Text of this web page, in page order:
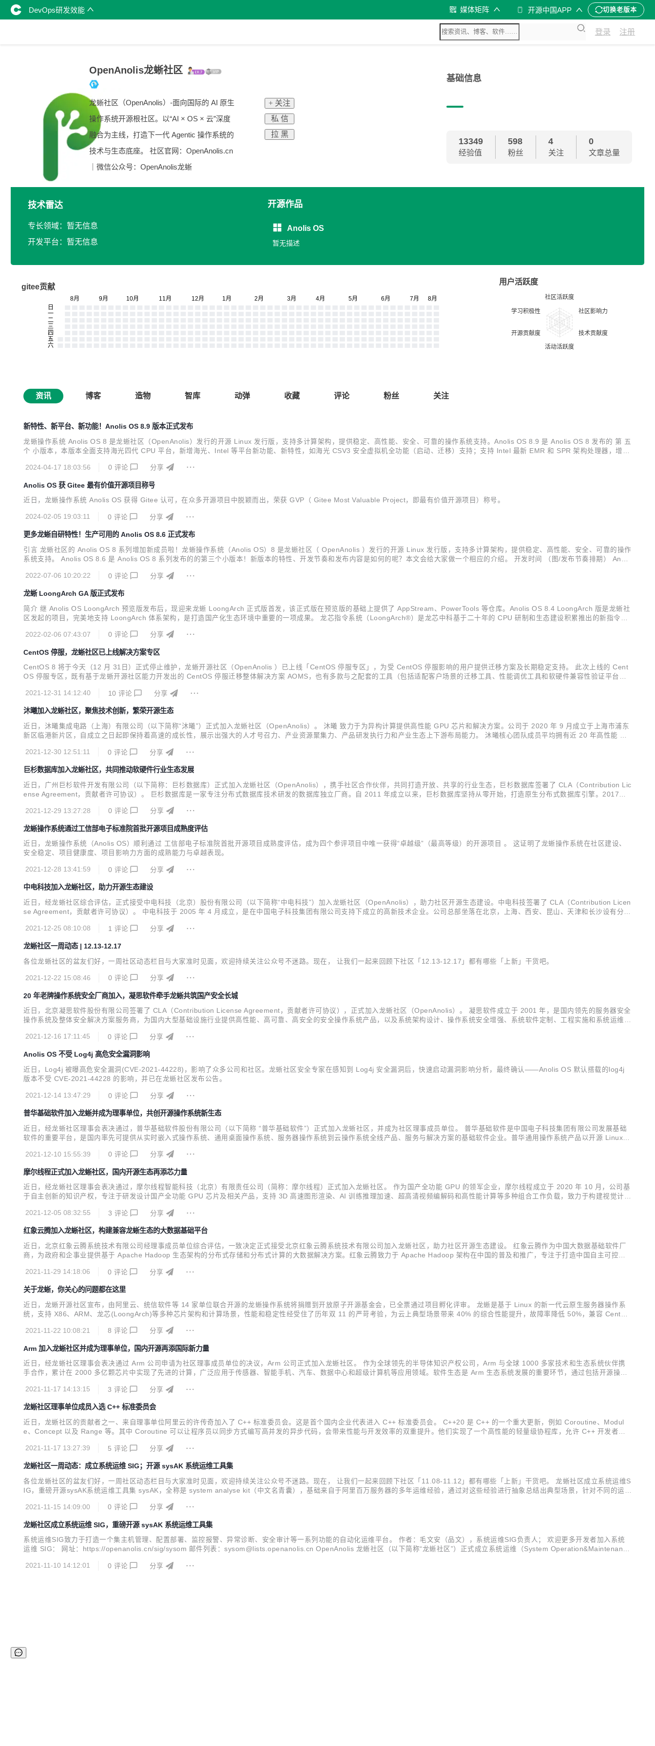
DevOps研发效能 媒体矩阵 开源中国APP 切换老版本
登录 注册
OpenAnolis龙蜥社区
龙蜥社区（OpenAnolis）-面向国际的 AI 原生
操作系统开源根社区。以“AI × OS × 云”深度
融合为主线，打造下一代 Agentic 操作系统的
技术与生态底座。 社区官网：OpenAnolis.cn
｜微信公众号：OpenAnolis龙蜥
+ 关注
私 信
拉 黑
基础信息
13349
经验值
598
粉丝
4
关注
0
文章总量
技术雷达
专长领域：暂无信息
开发平台：暂无信息
开源作品
Anolis OS
暂无描述
gitee贡献
用户活跃度
资讯 博客 造物 智库 动弹 收藏 评论 粉丝 关注
新特性、新平台、新功能！Anolis OS 8.9 版本正式发布
龙蜥操作系统 Anolis OS 8 是龙蜥社区（OpenAnolis）发行的开源 Linux 发行版，支持多计算架构，提供稳定、高性能、安全、可靠的操作系统支持。Anolis OS 8.9 是 Anolis OS 8 发布的 第 五
个 小版本，本版本全面支持海光四代 CPU 平台，新增海光、Intel 等平台新功能、新特性，如海光 CSV3 安全虚拟机全功能（启动、迁移）支持；支持 Intel 最新 EMR 和 SPR 架构处理器，增强
2024-04-17 18:03:56
0 评论 分享
Anolis OS 获 Gitee 最有价值开源项目称号
近日，龙蜥操作系统 Anolis OS 获得 Gitee 认可，在众多开源项目中脱颖而出，荣获 GVP（ Gitee Most Valuable Project，即最有价值开源项目）称号。
2024-02-05 19:03:11 0 评论 分享
更多龙蜥自研特性！生产可用的 Anolis OS 8.6 正式发布
引言 龙蜥社区的 Anolis OS 8 系列增加新成员啦！龙蜥操作系统（Anolis OS）8 是龙蜥社区（ OpenAnolis ）发行的开源 Linux 发行版，支持多计算架构，提供稳定、高性能、安全、可靠的操作
系统支持。 Anolis OS 8.6 是 Anolis OS 8 系列发布的的第三个小版本！新版本的特性、开发节奏和发布内容是如何的呢？本文会给大家做一个相应的介绍。 开发时间 （图/发布节奏排期） Anolis
2022-07-06 10:20:22
0 评论 分享
龙蜥 LoongArch GA 版正式发布
简介 继 Anolis OS LoongArch 预览版发布后，现迎来龙蜥 LoongArch 正式版首发，该正式版在预览版的基础上提供了 AppStream、PowerTools 等仓库。Anolis OS 8.4 LoongArch 版是龙蜥社
区发起的项目，完美地支持 LoongArch 体系架构，是打造国产化生态环境中重要的一项成果。 龙芯指令系统（LoongArch®）是龙芯中科基于二十年的 CPU 研制和生态建设积累推出的新指令
2022-02-06 07:43:07
0 评论 分享
CentOS 停服，龙蜥社区已上线解决方案专区
CentOS 8 将于今天（12 月 31日）正式停止维护，龙蜥开源社区（OpenAnolis ）已上线「CentOS 停服专区」，为受 CentOS 停服影响的用户提供迁移方案及长期稳定支持。 此次上线的 Cent
OS 停服专区，既有基于龙蜥开源社区能力开发出的 CentOS 停服迁移整体解决方案 AOMS，也有多款与之配套的工具（包括适配客户场景的迁移工具、性能调优工具和软硬件兼容性验证平台
2021-12-31 14:12:40
10 评论 分享
沐曦加入龙蜥社区，聚焦技术创新，繁荣开源生态
近日，沐曦集成电路（上海）有限公司（以下简称“沐曦”）正式加入龙蜥社区（OpenAnolis）。 沐曦 致力于为异构计算提供高性能 GPU 芯片和解决方案。公司于 2020 年 9 月成立于上海市浦东
新区临港新片区，自成立之日起即保持着高速的成长性，展示出强大的人才号召力、产业资源聚集力、产品研发执行力和产业生态上下游布局能力。 沐曦核心团队成员平均拥有近 20 年高性能 GP
研发，包括 GPU 架构定义、GPU...
2021-12-30 12:51:11 0 评论 分享
巨杉数据库加入龙蜥社区，共同推动软硬件行业生态发展
近日，广州巨杉软件开发有限公司（以下简称：巨杉数据库）正式加入龙蜥社区（OpenAnolis），携手社区合作伙伴，共同打造开放、共享的行业生态，巨杉数据库签署了 CLA（Contribution Lic
ense Agreement，贡献者许可协议）。 巨杉数据库是一家专注分布式数据库技术研发的数据库独立厂商。自 2011 年成立以来，巨杉数据库坚持从零开始，打造原生分布式数据库引擎。2017
2021-12-29 13:27:28
0 评论 分享
龙蜥操作系统通过工信部电子标准院首批开源项目成熟度评估
近日，龙蜥操作系统（Anolis OS）顺利通过 工信部电子标准院首批开源项目成熟度评估，成为四个参评项目中唯一获得“卓越级”（最高等级）的开源项目 。 这证明了龙蜥操作系统在社区建设、
安全稳定、项目健康度、项目影响力方面的成熟能力与卓越表现。
2021-12-28 13:41:59 0 评论 分享
中电科技加入龙蜥社区，助力开源生态建设
近日，经龙蜥社区综合评估，正式接受中电科技（北京）股份有限公司（以下简称“中电科技”）加入龙蜥社区（OpenAnolis），助力社区开源生态建设。中电科技签署了 CLA（Contribution Licen
se Agreement，贡献者许可协议）。 中电科技于 2005 年 4 月成立，是在中国电子科技集团有限公司支持下成立的高新技术企业。公司总部坐落在北京，上海、西安、昆山、天津和长沙设有分公
障服务。 中电科技以创新进...
2021-12-25 08:10:08 1 评论 分享
龙蜥社区一周动态 | 12.13-12.17
各位龙蜥社区的盆友们好，一周社区动态栏目与大家准时见面，欢迎持续关注公众号不迷路。现在， 让我们一起来回顾下社区「12.13-12.17」都有哪些「上新」干货吧。
2021-12-22 15:08:46 0 评论 分享
20 年老牌操作系统安全厂商加入，凝思软件牵手龙蜥共筑国产安全长城
近日，北京凝思软件股份有限公司签署了 CLA（Contribution License Agreement，贡献者许可协议），正式加入龙蜥社区（OpenAnolis）。 凝思软件成立于 2001 年，是国内领先的服务器安全
操作系统及整体安全解决方案服务商，为国内大型基础设施行业提供高性能、高可靠、高安全的安全操作系统产品，以及系统架构设计、操作系统安全增强、系统软件定制、工程实施和系统运维等
凝思软件副总经理...
2021-12-16 17:11:45 0 评论 分享
Anolis OS 不受 Log4j 高危安全漏洞影响
近日，Log4j 被曝高危安全漏洞(CVE-2021-44228)，影响了众多公司和社区。龙蜥社区安全专家在感知到 Log4j 安全漏洞后，快速启动漏洞影响分析，最终确认——Anolis OS 默认搭载的log4j
版本不受 CVE-2021-44228 的影响，并已在龙蜥社区发布公告。
2021-12-14 13:47:29 0 评论 分享
普华基础软件加入龙蜥并成为理事单位，共创开源操作系统新生态
近日，经龙蜥社区理事会表决通过，普华基础软件股份有限公司（以下简称 “普华基础软件”）正式加入龙蜥社区，并成为社区理事成员单位。 普华基础软件是中国电子科技集团有限公司发展基础
软件的重要平台，是国内率先可提供从实时嵌入式操作系统、通用桌面操作系统、服务器操作系统到云操作系统全线产品、服务与解决方案的基础软件企业。普华通用操作系统产品以开源 Linux
域的应用需求，为客户提供全生命周期的服务保障。 作为软件开...
2021-12-10 15:55:39 0 评论 分享
摩尔线程正式加入龙蜥社区，国内开源生态再添芯力量
近日，经龙蜥社区理事会表决通过，摩尔线程智能科技（北京）有限责任公司（简称：摩尔线程）正式加入龙蜥社区。 作为国产全功能 GPU 的领军企业，摩尔线程成立于 2020 年 10 月，公司基
于自主创新的知识产权，专注于研发设计国产全功能 GPU 芯片及相关产品，支持 3D 高速图形渲染、AI 训练推理加速、超高清视频编解码和高性能计算等多种组合工作负载，致力于构建视觉计算
新潜能，为企业用户带来更好体验。 龙蜥社区 (Ope...
2021-12-05 08:32:55 3 评论 分享
红象云腾加入龙蜥社区，构建兼容龙蜥生态的大数据基础平台
近日，北京红象云腾系统技术有限公司经理事成员单位综合评估，一致决定正式接受北京红象云腾系统技术有限公司加入龙蜥社区，助力社区开源生态建设。 红象云腾作为中国大数据基础软件厂
商，为政府和企事业提供基于 Apache Hadoop 生态架构的分布式存储和分布式计算的大数据解决方案。红象云腾致力于 Apache Hadoop 架构在中国的普及和推广，专注于打造中国自主可控的大
在未来，红象云腾(REDOOP)基于 Apache ...
2021-11-29 14:18:06 0 评论 分享
关于龙蜥，你关心的问题都在这里
近日，龙蜥开源社区宣布，由阿里云、统信软件等 14 家单位联合开源的龙蜥操作系统将捐赠到开放原子开源基金会，已全票通过项目孵化评审。 龙蜥是基于 Linux 的新一代云原生服务器操作系
统，支持 X86、ARM、龙芯(LoongArch)等多种芯片架构和计算场景，性能和稳定性经受住了历年双 11 的严苛考验，为云上典型场景带来 40% 的综合性能提升，故障率降低 50%，兼容 CentOS
会？ 答：龙蜥社区 2020 年 ...
2021-11-22 10:08:21 8 评论 分享
Arm 加入龙蜥社区并成为理事单位，国内开源再添国际新力量
近日，经龙蜥社区理事会表决通过 Arm 公司申请为社区理事成员单位的决议，Arm 公司正式加入龙蜥社区。 作为全球领先的半导体知识产权公司，Arm 与全球 1000 多家技术和生态系统伙伴携
手合作，累计在 2000 多亿颗芯片中实现了先进的计算，广泛应用于传感器、智能手机、汽车、数据中心和超级计算机等应用领域。软件生态是 Arm 生态系统发展的重要环节，通过包括开源操作
及其驱动的创新对于 Arm 生态...
2021-11-17 14:13:15 3 评论 分享
龙蜥社区理事单位成员入选 C++ 标准委员会
近日，龙蜥社区的贡献者之一、来自理事单位阿里云的许传奇加入了 C++ 标准委员会。这是首个国内企业代表进入 C++ 标准委员会。 C++20 是 C++ 的一个重大更新，例如 Coroutine、Modul
e、Concept 以及 Range 等。其中 Coroutine 可以让程序员以同步方式编写高并发的异步代码，会带来性能与开发效率的双重提升。他们实现了一个高性能的轻量级协程库，允许 C++ 开发者以
utine 在...
2021-11-17 13:27:39 5 评论 分享
龙蜥社区一周动态：成立系统运维 SIG；开源 sysAK 系统运维工具集
各位龙蜥社区的盆友们好，一周社区动态栏目与大家准时见面，欢迎持续关注公众号不迷路。现在， 让我们一起来回顾下社区「11.08-11.12」都有哪些「上新」干货吧。 龙蜥社区成立系统运维S
IG，重磅开源sysAK系统运维工具集 sysAK，全称是 system analyse kit（中文名青囊），基础来自于阿里百万服务器的多年运维经验，通过对这些经验进行抽象总结出典型场景，针对不同的运维
双十一咋省钱？KeenTune助你业...
2021-11-15 14:09:00 0 评论 分享
龙蜥社区成立系统运维 SIG，重磅开源 sysAK 系统运维工具集
系统运维SIG致力于打造一个集主机管理、配置部署、监控报警、异常诊断、安全审计等一系列功能的自动化运维平台。 作者：毛文安（品文），系统运维SIG负责人； 欢迎更多开发者加入系统
运维 SIG： 网址：https://openanolis.cn/sig/sysom 邮件列表：sysom@lists.openanolis.cn OpenAnolis 龙蜥社区（以下简称“龙蜥社区”）正式成立系统运维（System Operation&Maintenanc
2021-11-10 14:12:01
0 评论 分享